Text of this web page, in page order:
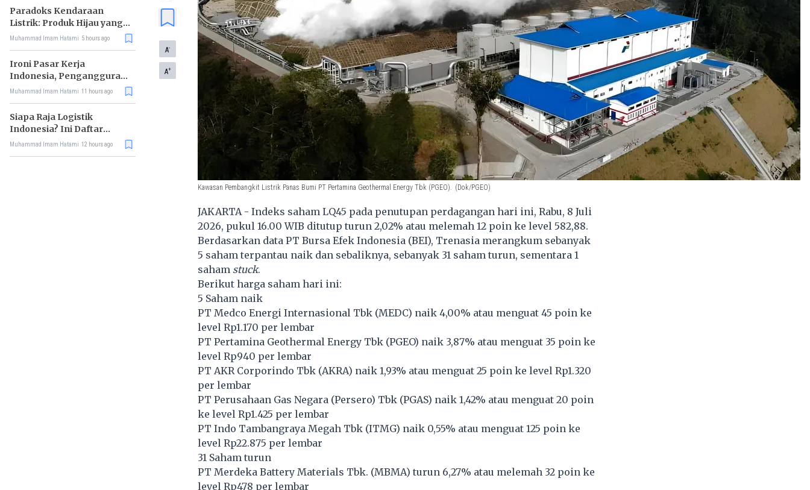
Paradoks Kendaraan
Listrik: Produk Hijau yang
Ancam Hutan Tropis
Muhammad Imam Hatami 5 hours ago
Ironi Pasar Kerja
Indonesia, Pengangguran
Didominasi Lulusan SMK
Muhammad Imam Hatami 11 hours ago
Siapa Raja Logistik
Indonesia? Ini Daftar
Pemimpin Pasarnya
Muhammad Imam Hatami 12 hours ago
A-
A+
Kawasan Pembangkit Listrik Panas Bumi PT Pertamina Geothermal Energy Tbk (PGEO). (Dok/PGEO)
JAKARTA - Indeks saham LQ45 pada penutupan perdagangan hari ini, Rabu, 8 Juli
2026, pukul 16.00 WIB ditutup turun 2,02% atau melemah 12 poin ke level 582,88.
Berdasarkan data PT Bursa Efek Indonesia (BEI), Trenasia merangkum sebanyak
5 saham terpantau naik dan sebaliknya, sebanyak 31 saham turun, sementara 1
saham stuck.
Berikut harga saham hari ini:
5 Saham naik
PT Medco Energi Internasional Tbk (MEDC) naik 4,00% atau menguat 45 poin ke
level Rp1.170 per lembar
PT Pertamina Geothermal Energy Tbk (PGEO) naik 3,87% atau menguat 35 poin ke
level Rp940 per lembar
PT AKR Corporindo Tbk (AKRA) naik 1,93% atau menguat 25 poin ke level Rp1.320
per lembar
PT Perusahaan Gas Negara (Persero) Tbk (PGAS) naik 1,42% atau menguat 20 poin
ke level Rp1.425 per lembar
PT Indo Tambangraya Megah Tbk (ITMG) naik 0,55% atau menguat 125 poin ke
level Rp22.875 per lembar
31 Saham turun
PT Merdeka Battery Materials Tbk. (MBMA) turun 6,27% atau melemah 32 poin ke
level Rp478 per lembar